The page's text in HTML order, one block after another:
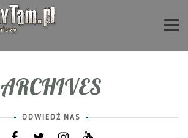
ARCHIVES
ODWIEDŹ NAS